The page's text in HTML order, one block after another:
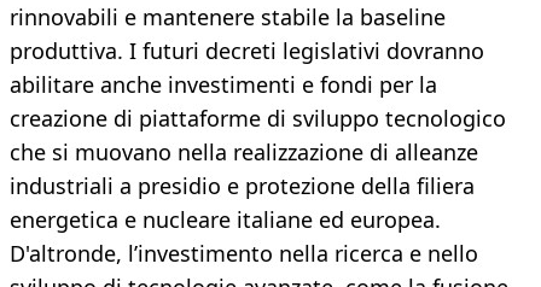
rinnovabili e mantenere stabile la baseline
produttiva. I futuri decreti legislativi dovranno
abilitare anche investimenti e fondi per la
creazione di piattaforme di sviluppo tecnologico
che si muovano nella realizzazione di alleanze
industriali a presidio e protezione della filiera
energetica e nucleare italiane ed europea.
D'altronde, l’investimento nella ricerca e nello